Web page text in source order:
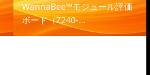
WannaBee™モジュール評価
ボード（Z240-…